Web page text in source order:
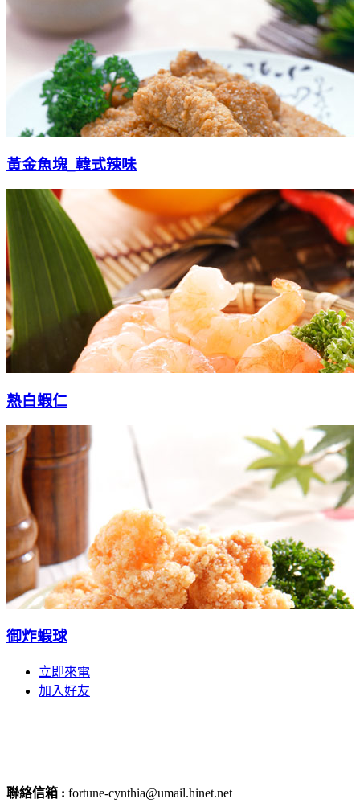
黃金魚塊_韓式辣味
熟白蝦仁
御炸蝦球
立即來電
加入好友
聯絡信箱 : fortune-cynthia@umail.hinet.net